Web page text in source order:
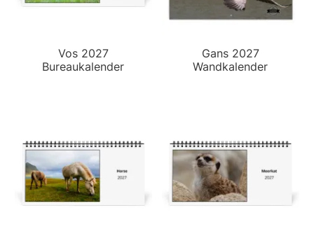
Vos 2027
Bureaukalender
Gans 2027
Wandkalender